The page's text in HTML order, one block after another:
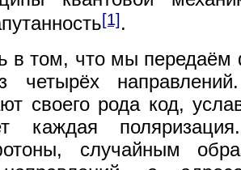
[1] .
в том, что мы передаём
своего рода код,
каждая
случайным